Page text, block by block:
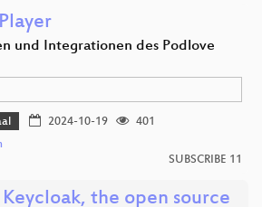
und Integrationen des Podlove
2024-10-19
401
SUBSCRIBE 11
the open source